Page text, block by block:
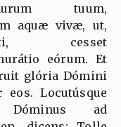
tuum,
aquæ vivæ, ut,
cesset
eórum. Et
glória Dómini
eos. Locutúsque
ad